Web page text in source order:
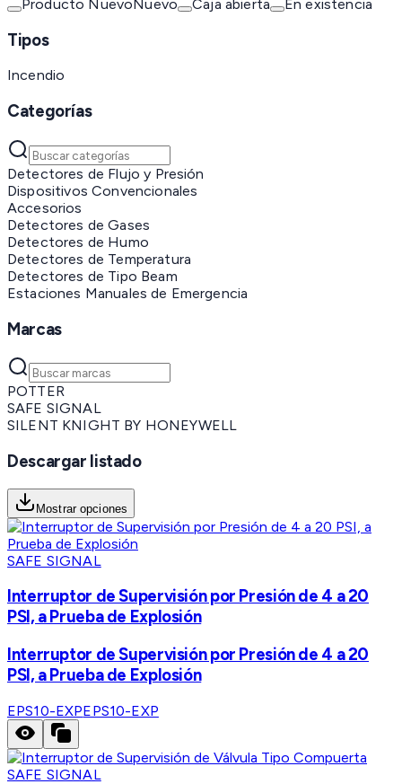
Producto NuevoNuevo Caja abierta En existencia
Tipos
Incendio
Categorías
Detectores de Flujo y Presión
Dispositivos Convencionales
Accesorios
Detectores de Gases
Detectores de Humo
Detectores de Temperatura
Detectores de Tipo Beam
Estaciones Manuales de Emergencia
Marcas
POTTER
SAFE SIGNAL
SILENT KNIGHT BY HONEYWELL
Descargar listado
Mostrar opciones
SAFE SIGNAL
Interruptor de Supervisión por Presión de 4 a 20
PSI, a Prueba de Explosión
Interruptor de Supervisión por Presión de 4 a 20
PSI, a Prueba de Explosión
EPS10-EXPEPS10-EXP
SAFE SIGNAL